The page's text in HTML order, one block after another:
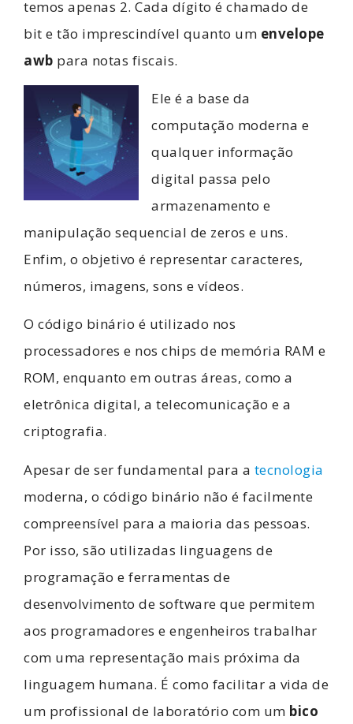
temos apenas 2. Cada dígito é chamado de
bit e tão imprescindível quanto um envelope
awb para notas fiscais.
Ele é a base da
computação moderna e
qualquer informação
digital passa pelo
armazenamento e
manipulação sequencial de zeros e uns.
Enfim, o objetivo é representar caracteres,
números, imagens, sons e vídeos.
O código binário é utilizado nos
processadores e nos chips de memória RAM e
ROM, enquanto em outras áreas, como a
eletrônica digital, a telecomunicação e a
criptografia.
Apesar de ser fundamental para a tecnologia
moderna, o código binário não é facilmente
compreensível para a maioria das pessoas.
Por isso, são utilizadas linguagens de
programação e ferramentas de
desenvolvimento de software que permitem
aos programadores e engenheiros trabalhar
com uma representação mais próxima da
linguagem humana. É como facilitar a vida de
um profissional de laboratório com um bico